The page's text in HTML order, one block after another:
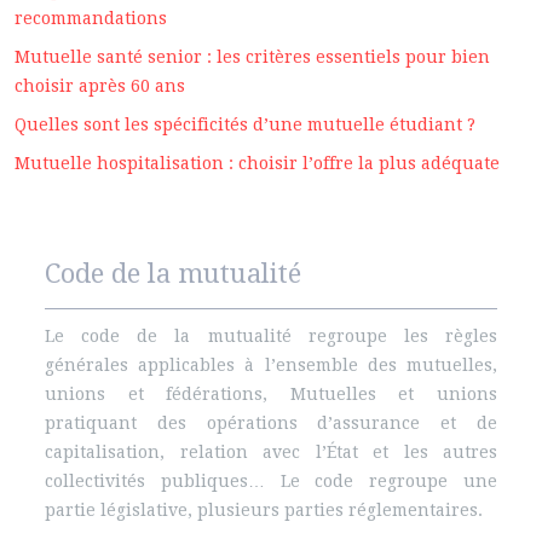
recommandations
Mutuelle santé senior : les critères essentiels pour bien
choisir après 60 ans
Quelles sont les spécificités d’une mutuelle étudiant ?
Mutuelle hospitalisation : choisir l’offre la plus adéquate
Code de la mutualité
Le code de la mutualité regroupe les règles
générales applicables à l’ensemble des mutuelles,
unions et fédérations, Mutuelles et unions
pratiquant des opérations d’assurance et de
capitalisation, relation avec l’État et les autres
collectivités publiques… Le code regroupe une
partie législative, plusieurs parties réglementaires.